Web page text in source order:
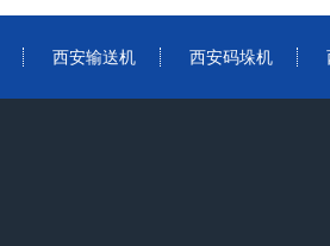
西安输送机 西安码垛机